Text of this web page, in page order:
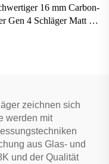
16 mm Carbon-
Gen 4 Schläger Matt für
zeichnen sich
werden mit
aus Glas- und
und der Qualität